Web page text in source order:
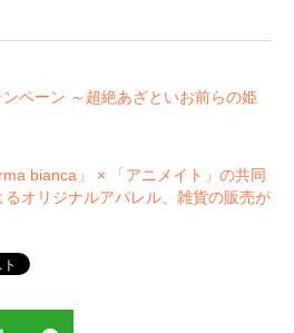
ンペーン ～超絶あざといお前らの姫
bianca」 × 「アニメイト」の共同
オリジナルアパレル、雑貨の販売が